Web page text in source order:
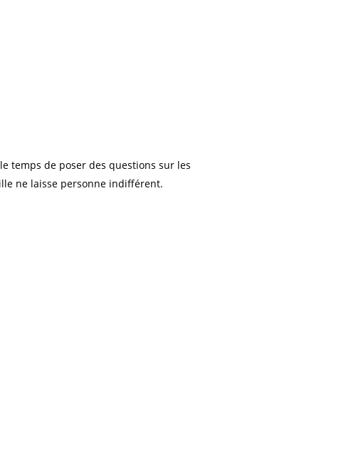
temps de poser des questions sur les
ne laisse personne indifférent.